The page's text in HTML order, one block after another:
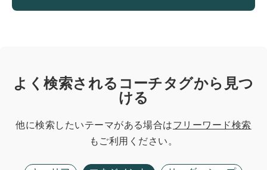
よく検索されるコーチタグから見つ
ける
他に検索したいテーマがある場合はフリーワード検索
もご利用ください。